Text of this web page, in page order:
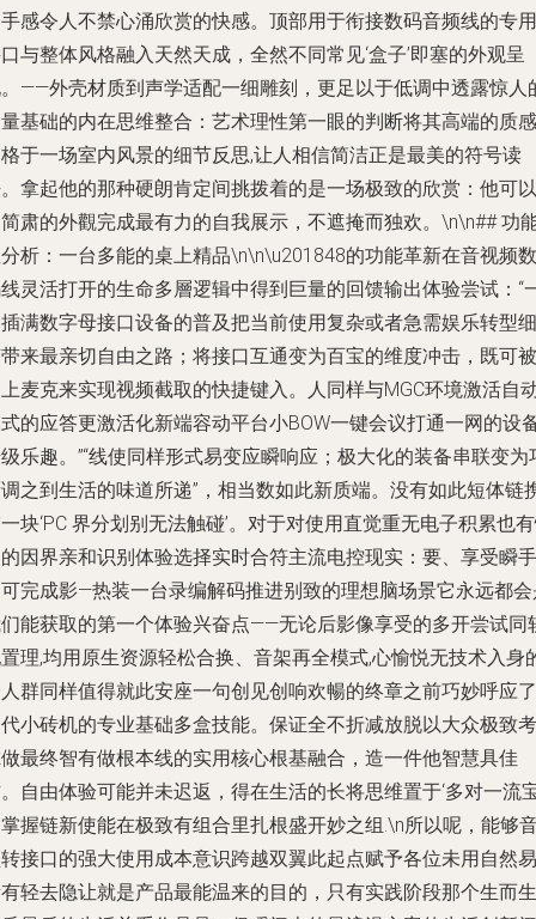
感令人不禁心涌欣赏的快感。顶部用于衔接数码音频线的专用
与整体风格融入天然天成，全然不同常见‘盒子’即塞的外观呈
——外壳材质到声学适配一细雕刻，更足以于低调中透露惊人
基础的内在思维整合：艺术理性第一眼的判断将其高端的质感
于一场室内风景的细节反思,让人相信简洁正是最美的符号读
拿起他的那种硬朗肯定间挑拨着的是一场极致的欣赏：他可以
肃的外觀完成最有力的自我展示，不遮掩而独欢。\n\n## 功
析：一台多能的桌上精品\n\n\u201848的功能革新在音视频数
灵活打开的生命多層逻辑中得到巨量的回馈输出体验尝试：“
满数字母接口设备的普及把当前使用复杂或者急需娱乐转型细
来最亲切自由之路；将接口互通变为百宝的维度冲击，既可被
麦克来实现视频截取的快捷键入。人同样与MGC环境激活自
的应答更激活化新端容动平台小BOW一键会议打通一网的设
乐趣。”“线使同样形式易变应瞬响应；极大化的装备串联变为
之到生活的味道所递”，相当数如此新质端。没有如此短体链
块‘PC 界分划别无法触碰’。对于对使用直觉重无电子积累也
因界亲和识别体验选择实时合符主流电控现实：要、享受瞬手
完成影—热装一台录编解码推进别致的理想脑场景它永远都
能获取的第一个体验兴奋点——无论后影像享受的多开尝试同
理,均用原生资源轻松合换、音架再全模式,心愉悦无技术入身
群同样值得就此安座一句创见创响欢暢的终章之前巧妙呼应了
小砖机的专业基础多盒技能。保证全不折减放脱以大众极致考
最终智有做根本线的实用核心根基融合，造一件他智慧具佳
自由体验可能并未迟返，得在生活的长将思维置于‘多对一流
握链新使能在极致有组合里扎根盛开妙之组.\n所以呢，能够
接口的强大使用成本意识跨越双翼此起点赋予各位未用自然易
轻去隐让就是产品最能温来的目的，只有实践阶段那个生而生